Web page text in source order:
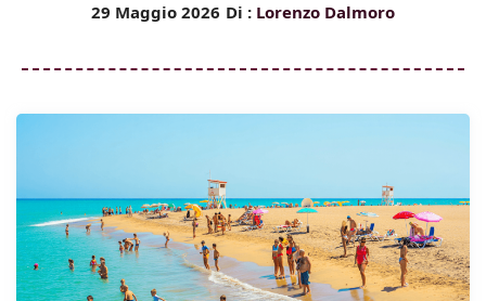
29 Maggio 2026 Di : Lorenzo Dalmoro